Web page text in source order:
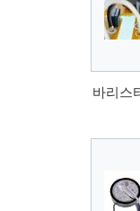
바리스